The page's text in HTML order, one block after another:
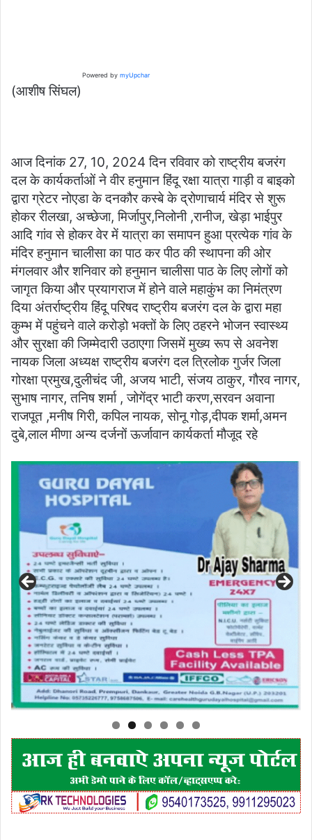
Powered bymyUpchar
(आशीष सिंघल)
आज दिनांक 27, 10, 2024 दिन रविवार को राष्ट्रीय बजरंग
दल के कार्यकर्ताओं ने वीर हनुमान हिंदू रक्षा यात्रा गाड़ी व बाइको
द्वारा ग्रेटर नोएडा के दनकौर कस्बे के द्रोणाचार्य मंदिर से शुरू
होकर रीलखा, अच्छेजा, मिर्जापुर,निलोनी ,रानीज, खेड़ा भाईपुर
आदि गांव से होकर वेर में यात्रा का समापन हुआ प्रत्येक गांव के
मंदिर हनुमान चालीसा का पाठ कर पीठ की स्थापना की ओर
मंगलवार और शनिवार को हनुमान चालीसा पाठ के लिए लोगों को
जागृत किया और प्रयागराज में होने वाले महाकुंभ का निमंत्रण
दिया अंतर्राष्ट्रीय हिंदू परिषद राष्ट्रीय बजरंग दल के द्वारा महा
कुम्भ में पहुंचने वाले करोड़ो भक्तों के लिए ठहरने भोजन स्वास्थ्य
और सुरक्षा की जिम्मेदारी उठाएगा जिसमें मुख्य रूप से अवनेश
नायक जिला अध्यक्ष राष्ट्रीय बजरंग दल त्रिलोक गुर्जर जिला
गोरक्षा प्रमुख,दुलीचंद जी, अजय भाटी, संजय ठाकुर, गौरव नागर,
सुभाष नागर, तनिष शर्मा , जोगेंद्र भाटी करण,सरवन अवाना
राजपूत ,मनीष गिरी, कपिल नायक, सोनू गोड़,दीपक शर्मा,अमन
दुबे,लाल मीणा अन्य दर्जनों ऊर्जावान कार्यकर्ता मौजूद रहे